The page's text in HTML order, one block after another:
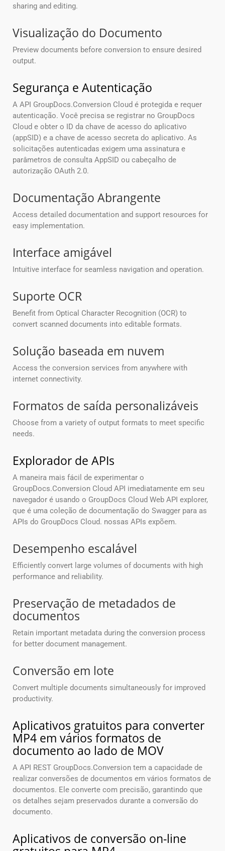
sharing and editing.
Visualização do Documento
Preview documents before conversion to ensure desired
output.
Segurança e Autenticação
A API GroupDocs.Conversion Cloud é protegida e requer
autenticação. Você precisa se registrar no GroupDocs
Cloud e obter o ID da chave de acesso do aplicativo
(appSID) e a chave de acesso secreta do aplicativo. As
solicitações autenticadas exigem uma assinatura e
parâmetros de consulta AppSID ou cabeçalho de
autorização OAuth 2.0.
Documentação Abrangente
Access detailed documentation and support resources for
easy implementation.
Interface amigável
Intuitive interface for seamless navigation and operation.
Suporte OCR
Benefit from Optical Character Recognition (OCR) to
convert scanned documents into editable formats.
Solução baseada em nuvem
Access the conversion services from anywhere with
internet connectivity.
Formatos de saída personalizáveis
Choose from a variety of output formats to meet specific
needs.
Explorador de APIs
A maneira mais fácil de experimentar o
GroupDocs.Conversion Cloud API imediatamente em seu
navegador é usando o GroupDocs Cloud Web API explorer,
que é uma coleção de documentação do Swagger para as
APIs do GroupDocs Cloud. nossas APIs expõem.
Desempenho escalável
Efficiently convert large volumes of documents with high
performance and reliability.
Preservação de metadados de
documentos
Retain important metadata during the conversion process
for better document management.
Conversão em lote
Convert multiple documents simultaneously for improved
productivity.
Aplicativos gratuitos para converter
MP4 em vários formatos de
documento ao lado de MOV
A API REST GroupDocs.Conversion tem a capacidade de
realizar conversões de documentos em vários formatos de
documentos. Ele converte com precisão, garantindo que
os detalhes sejam preservados durante a conversão do
documento.
Aplicativos de conversão on-line